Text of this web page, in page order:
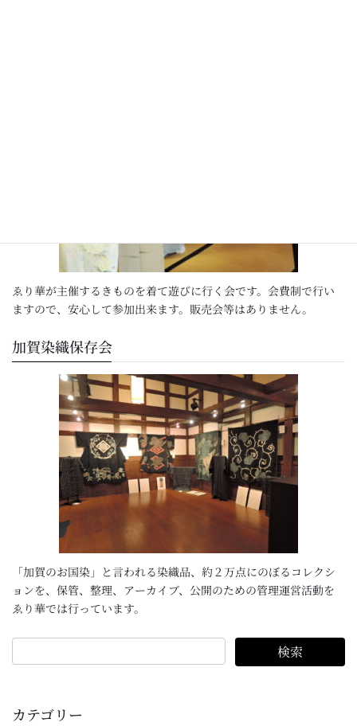
ゑり華が主催するきものを着て遊びに行く会です。会費制で行い
ますので、安心して参加出来ます。販売会等はありません。
加賀染織保存会
「加賀のお国染」と言われる染織品、約２万点にのぼるコレクシ
ョンを、保管、整理、アーカイブ、公開のための管理運営活動を
ゑり華では行っています。
カテゴリー